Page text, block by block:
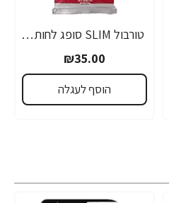
טורבול SLIM סופג לחות המקורי - 2 יחידות - מבית יעקבי
₪35.00
הוסף לעגלה